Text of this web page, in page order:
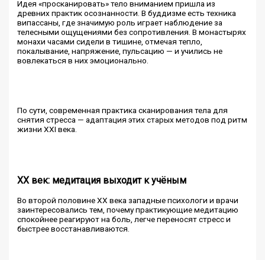
Идея «просканировать» тело вниманием пришла из
древних практик осознанности. В буддизме есть техника
випассаны, где значимую роль играет наблюдение за
телесными ощущениями без сопротивления. В монастырях
монахи часами сидели в тишине, отмечая тепло,
покалывание, напряжение, пульсацию — и учились не
вовлекаться в них эмоционально.
По сути, современная практика сканирования тела для
снятия стресса — адаптация этих старых методов под ритм
жизни XXI века.
XX век: медитация выходит к учёным
Во второй половине XX века западные психологи и врачи
заинтересовались тем, почему практикующие медитацию
спокойнее реагируют на боль, легче переносят стресс и
быстрее восстанавливаются.